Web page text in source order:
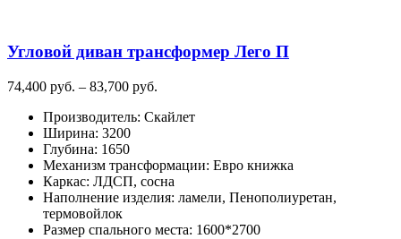
Угловой диван трансформер Лего П
74,400 руб. – 83,700 руб.
74,400
83,700
руб.
Производитель: Скайлет
Ширина: 3200
Глубина: 1650
Механизм трансформации: Евро книжка
Каркас: ЛДСП, сосна
Наполнение изделия: ламели, Пенополиуретан,
термовойлок
Размер спального места: 1600*2700